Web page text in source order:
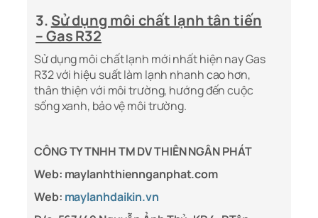
3. Sử dụng môi chất lạnh tân tiến
– Gas R32
Sử dụng môi chất lạnh mới nhất hiện nay Gas
R32 với hiệu suất làm lạnh nhanh cao hơn,
thân thiện với môi trường, hướng đến cuộc
sống xanh, bảo vệ môi trường.
CÔNG TY TNHH TM DV THIÊN NGÂN PHÁT
Web: maylanhthiennganphat.com
Web: maylanhdaikin.vn